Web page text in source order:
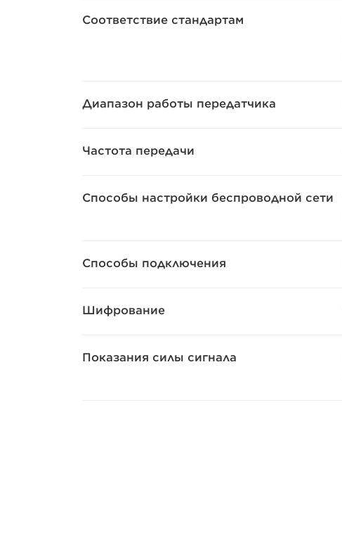
Соответствие стандартам
Диапазон работы передатчика
Частота передачи
Способы настройки беспроводной сети
Способы подключения
Шифрование
Показания силы сигнала